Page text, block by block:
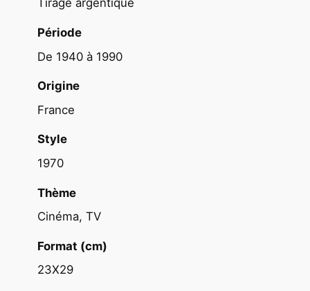
Tirage argentique
Période
De 1940 à 1990
Origine
France
Style
1970
Thème
Cinéma, TV
Format (cm)
23X29